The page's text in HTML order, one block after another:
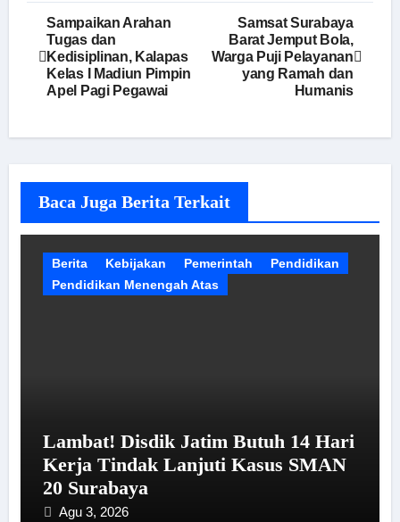
Navigasi
pos
Sampaikan Arahan
Tugas dan
Kedisiplinan, Kalapas
Kelas I Madiun Pimpin
Apel Pagi Pegawai
Samsat Surabaya
Barat Jemput Bola,
Warga Puji Pelayanan
yang Ramah dan
Humanis
Baca Juga Berita Terkait
Berita Kebijakan Pemerintah
Pendidikan
Pendidikan Menengah Atas
Lambat! Disdik Jatim Butuh 14 Hari
Kerja Tindak Lanjuti Kasus SMAN
20 Surabaya
Agu 3, 2026